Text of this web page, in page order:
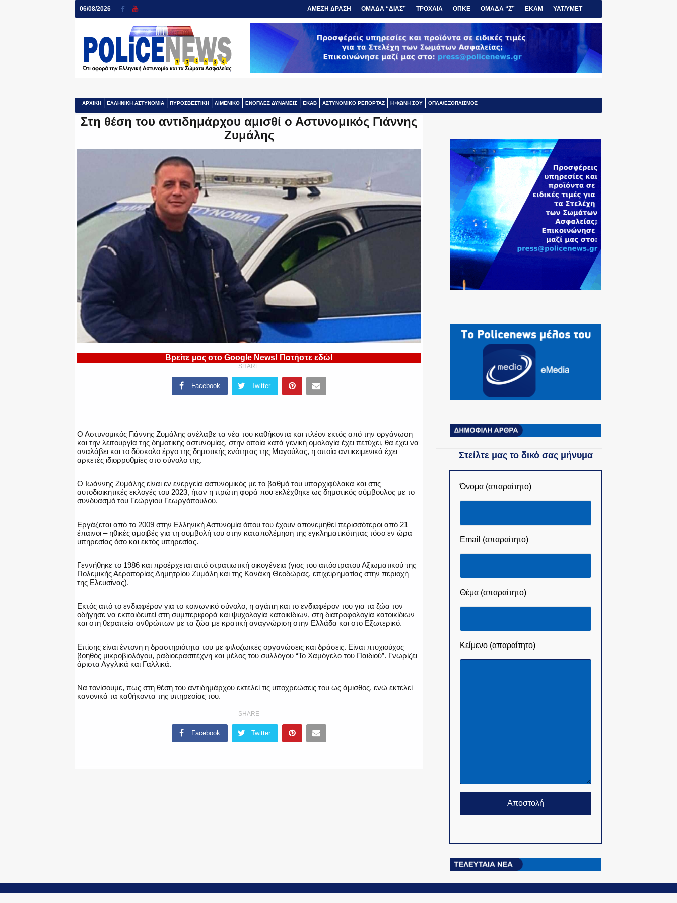
06/08/2026 ΑΜΕΣΗ ΔΡΑΣΗ ΟΜΑΔΑ “ΔΙΑΣ” ΤΡΟΧΑΙΑ ΟΠΚΕ ΟΜΑΔΑ “Ζ” ΕΚΑΜ ΥΑΤ/ΥΜΕΤ
ΑΡΧΙΚΗ ΕΛΛΗΝΙΚΗ ΑΣΤΥΝΟΜΙΑ ΠΥΡΟΣΒΕΣΤΙΚΗ ΛΙΜΕΝΙΚΟ ΕΝΟΠΛΕΣ ΔΥΝΑΜΕΙΣ ΕΚΑΒ ΑΣΤΥΝΟΜΙΚΟ ΡΕΠΟΡΤΑΖ Η ΦΩΝΗ ΣΟΥ ΟΠΛΑ/ΕΞΟΠΛΙΣΜΟΣ
Στη θέση του αντιδημάρχου αμισθί ο Αστυνομικός Γιάννης
Ζυμάλης
Βρείτε μας στο Google News! Πατήστε εδώ!
SHARE
Facebook Twitter
Ο Αστυνομικός Γιάννης Ζυμάλης ανέλαβε τα νέα του καθήκοντα και πλέον εκτός από την οργάνωση
και την λειτουργία της δημοτικής αστυνομίας, στην οποία κατά γενική ομολογία έχει πετύχει, θα έχει να
αναλάβει και το δύσκολο έργο της δημοτικής ενότητας της Μαγούλας, η οποία αντικειμενικά έχει
αρκετές ιδιορρυθμίες στο σύνολο της.
Ο Ιωάννης Ζυμάλης είναι εν ενεργεία αστυνομικός με το βαθμό του υπαρχιφύλακα και στις
αυτοδιοικητικές εκλογές του 2023, ήταν η πρώτη φορά που εκλέχθηκε ως δημοτικός σύμβουλος με το
συνδυασμό του Γεώργιου Γεωργόπουλου.
Εργάζεται από το 2009 στην Ελληνική Αστυνομία όπου του έχουν απονεμηθεί περισσότεροι από 21
έπαινοι – ηθικές αμοιβές για τη συμβολή του στην καταπολέμηση της εγκληματικότητας τόσο εν ώρα
υπηρεσίας όσο και εκτός υπηρεσίας.
Γεννήθηκε το 1986 και προέρχεται από στρατιωτική οικογένεια (γιος του απόστρατου Αξιωματικού της
Πολεμικής Αεροπορίας Δημητρίου Ζυμάλη και της Κανάκη Θεοδώρας, επιχειρηματίας στην περιοχή
της Ελευσίνας).
Εκτός από το ενδιαφέρον για το κοινωνικό σύνολο, η αγάπη και το ενδιαφέρον του για τα ζώα τον
οδήγησε να εκπαιδευτεί στη συμπεριφορά και ψυχολογία κατοικίδιων, στη διατροφολογία κατοικίδιων
και στη θεραπεία ανθρώπων με τα ζώα με κρατική αναγνώριση στην Ελλάδα και στο Εξωτερικό.
Επίσης είναι έντονη η δραστηριότητα του με φιλοζωικές οργανώσεις και δράσεις. Είναι πτυχιούχος
βοηθός μικροβιολόγου, ραδιοερασιτέχνη και μέλος του συλλόγου “Το Χαμόγελο του Παιδιού”. Γνωρίζει
άριστα Αγγλικά και Γαλλικά.
Να τονίσουμε, πως στη θέση του αντιδημάρχου εκτελεί τις υποχρεώσεις του ως άμισθος, ενώ εκτελεί
κανονικά τα καθήκοντα της υπηρεσίας του.
SHARE
Facebook Twitter
Στείλτε μας το δικό σας μήνυμα
Όνομα (απαραίτητο)
Email (απαραίτητο)
Θέμα (απαραίτητο)
Κείμενο (απαραίτητο)
© Copyright 2015-2024 - PoliceNews.gr byG POiNT ADV-ΤΑΥΤΟΤΗΤΑ